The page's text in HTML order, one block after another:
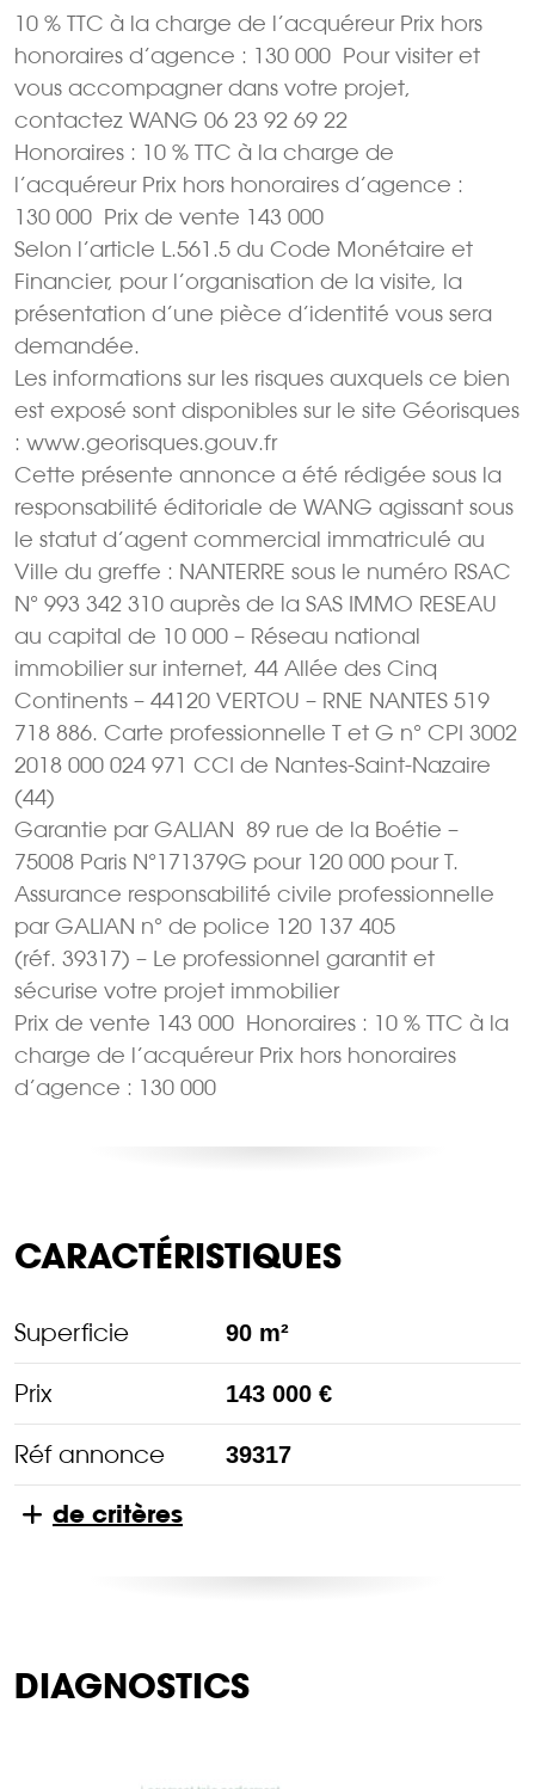
10 % TTC à la charge de l’acquéreur Prix hors
honoraires d’agence : 130 000  Pour visiter et
vous accompagner dans votre projet,
contactez WANG 06 23 92 69 22
Honoraires : 10 % TTC à la charge de
l’acquéreur Prix hors honoraires d’agence :
130 000  Prix de vente 143 000 
Selon l’article L.561.5 du Code Monétaire et
Financier, pour l’organisation de la visite, la
présentation d’une pièce d’identité vous sera
demandée.
Les informations sur les risques auxquels ce bien
est exposé sont disponibles sur le site Géorisques
: www.georisques.gouv.fr
Cette présente annonce a été rédigée sous la
responsabilité éditoriale de WANG agissant sous
le statut d’agent commercial immatriculé au
Ville du greffe : NANTERRE sous le numéro RSAC
N° 993 342 310 auprès de la SAS IMMO RESEAU
au capital de 10 000 – Réseau national
immobilier sur internet, 44 Allée des Cinq
Continents – 44120 VERTOU – RNE NANTES 519
718 886. Carte professionnelle T et G n° CPI 3002
2018 000 024 971 CCI de Nantes-Saint-Nazaire
(44)
Garantie par GALIAN  89 rue de la Boétie –
75008 Paris N°171379G pour 120 000 pour T.
Assurance responsabilité civile professionnelle
par GALIAN n° de police 120 137 405
(réf. 39317) – Le professionnel garantit et
sécurise votre projet immobilier
Prix de vente 143 000  Honoraires : 10 % TTC à la
charge de l’acquéreur Prix hors honoraires
d’agence : 130 000 
CARACTÉRISTIQUES
Superficie 90 m²
Prix 143 000 €
Réf annonce 39317
de critères
DIAGNOSTICS